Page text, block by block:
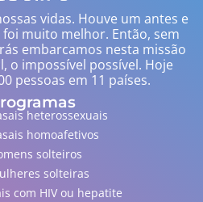
vidas. Houve um antes e
muito melhor. Então, sem
embarcamos nesta missão
o impossível possível. Hoje
pessoas em 11 países.
heterossexuais
homoafetivos
solteiros
solteiras
com HIV ou hepatite